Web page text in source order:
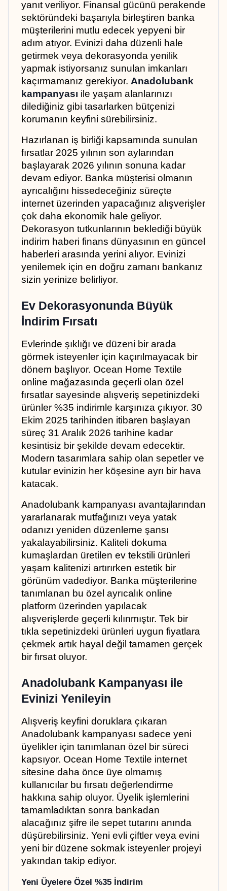
yanıt veriliyor. Finansal gücünü perakende
sektöründeki başarıyla birleştiren banka
müşterilerini mutlu edecek yepyeni bir
adım atıyor. Evinizi daha düzenli hale
getirmek veya dekorasyonda yenilik
yapmak istiyorsanız sunulan imkanları
kaçırmamanız gerekiyor. Anadolubank
kampanyası ile yaşam alanlarınızı
dilediğiniz gibi tasarlarken bütçenizi
korumanın keyfini sürebilirsiniz.
Hazırlanan iş birliği kapsamında sunulan
fırsatlar 2025 yılının son aylarından
başlayarak 2026 yılının sonuna kadar
devam ediyor. Banka müşterisi olmanın
ayrıcalığını hissedeceğiniz süreçte
internet üzerinden yapacağınız alışverişler
çok daha ekonomik hale geliyor.
Dekorasyon tutkunlarının beklediği büyük
indirim haberi finans dünyasının en güncel
haberleri arasında yerini alıyor. Evinizi
yenilemek için en doğru zamanı bankanız
sizin yerinize belirliyor.
Ev Dekorasyonunda Büyük
İndirim Fırsatı
Evlerinde şıklığı ve düzeni bir arada
görmek isteyenler için kaçırılmayacak bir
dönem başlıyor. Ocean Home Textile
online mağazasında geçerli olan özel
fırsatlar sayesinde alışveriş sepetinizdeki
ürünler %35 indirimle karşınıza çıkıyor. 30
Ekim 2025 tarihinden itibaren başlayan
süreç 31 Aralık 2026 tarihine kadar
kesintisiz bir şekilde devam edecektir.
Modern tasarımlara sahip olan sepetler ve
kutular evinizin her köşesine ayrı bir hava
katacak.
Anadolubank kampanyası avantajlarından
yararlanarak mutfağınızı veya yatak
odanızı yeniden düzenleme şansı
yakalayabilirsiniz. Kaliteli dokuma
kumaşlardan üretilen ev tekstili ürünleri
yaşam kalitenizi artırırken estetik bir
görünüm vadediyor. Banka müşterilerine
tanımlanan bu özel ayrıcalık online
platform üzerinden yapılacak
alışverişlerde geçerli kılınmıştır. Tek bir
tıkla sepetinizdeki ürünleri uygun fiyatlara
çekmek artık hayal değil tamamen gerçek
bir fırsat oluyor.
Anadolubank Kampanyası ile
Evinizi Yenileyin
Alışveriş keyfini doruklara çıkaran
Anadolubank kampanyası sadece yeni
üyelikler için tanımlanan özel bir süreci
kapsıyor. Ocean Home Textile internet
sitesine daha önce üye olmamış
kullanıcılar bu fırsatı değerlendirme
hakkına sahip oluyor. Üyelik işlemlerini
tamamladıktan sonra bankadan
alacağınız şifre ile sepet tutarını anında
düşürebilirsiniz. Yeni evli çiftler veya evini
yeni bir düzene sokmak isteyenler projeyi
yakından takip ediyor.
Yeni Üyelere Özel %35 İndirim